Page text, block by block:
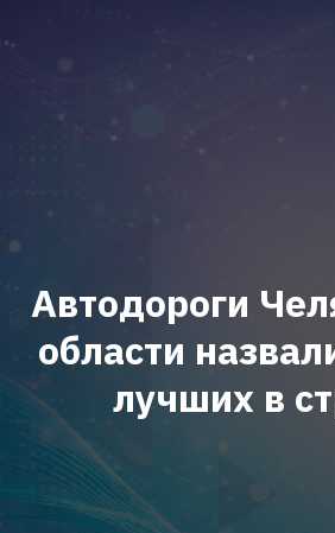
Автодороги
области
лучших в